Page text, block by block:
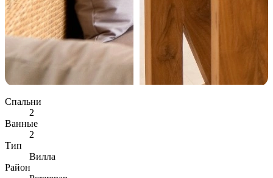
Спальни
2
Ванные
2
Тип
Вилла
Район